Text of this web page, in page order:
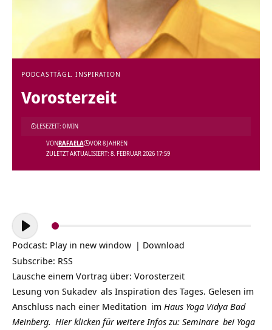
PODCASTTÄGL. INSPIRATION
Vorosterzeit
ZULETZT AKTUALISIERT: 8. FEBRUAR 2026 17:59
VONRAFAELA VOR 8 JAHREN
LESEZEIT: 0 MIN
Audio-
Player
Podcast: Play in new window | Download
Subscribe: RSS
Lausche einem Vortrag über: Vorosterzeit
Lesung von Sukadev als Inspiration des Tages. Gelesen im
Anschluss nach einer Meditation im Haus Yoga Vidya Bad
Meinberg. Hier klicken für weitere Infos zu: Seminare bei Yoga